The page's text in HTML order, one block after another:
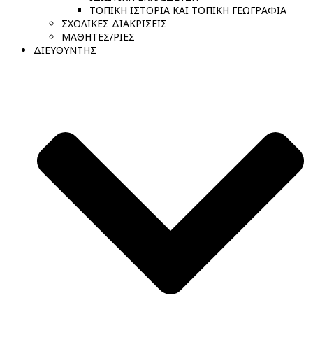
ΤΟΠΙΚΗ ΙΣΤΟΡΙΑ ΚΑΙ ΤΟΠΙΚΗ ΓΕΩΓΡΑΦΙΑ
ΣΧΟΛΙΚΕΣ ΔΙΑΚΡΙΣΕΙΣ
ΜΑΘΗΤΕΣ/ΡΙΕΣ
ΔΙΕΥΘΥΝΤΗΣ